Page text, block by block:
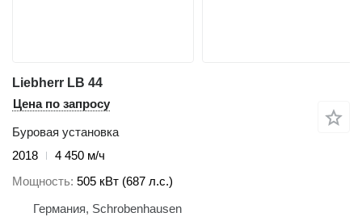
Liebherr LB 44
Цена по запросу
Буровая установка
2018
4 450 м/ч
Мощность 505 кВт (687 л.с.)
Германия, Schrobenhausen